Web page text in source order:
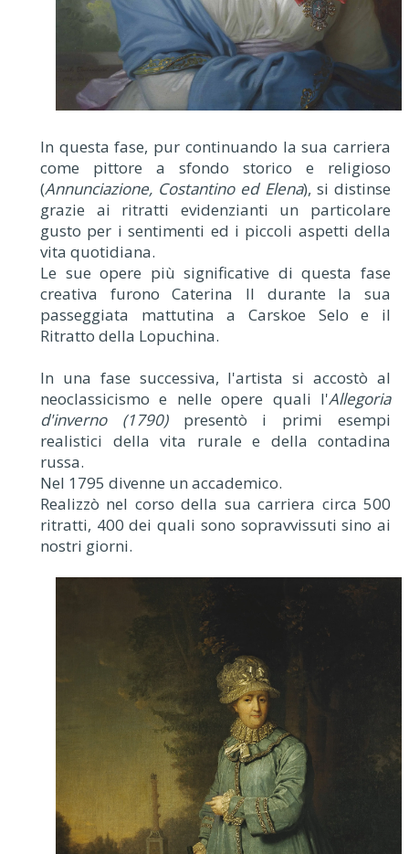
In questa fase, pur continuando la sua carriera
come pittore a sfondo storico e religioso
(Annunciazione, Costantino ed Elena), si distinse
grazie ai ritratti evidenzianti un particolare
gusto per i sentimenti ed i piccoli aspetti della
vita quotidiana.
Le sue opere più significative di questa fase
creativa furono Caterina II durante la sua
passeggiata mattutina a Carskoe Selo e il
Ritratto della Lopuchina.
In una fase successiva, l'artista si accostò al
neoclassicismo e nelle opere quali l'Allegoria
d'inverno (1790)presentò i primi esempi
realistici della vita rurale e della contadina
russa.
Nel 1795 divenne un accademico.
Realizzò nel corso della sua carriera circa 500
ritratti, 400 dei quali sono sopravvissuti sino ai
nostri giorni.